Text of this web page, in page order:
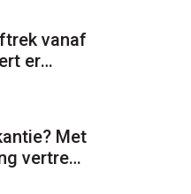
vanaf
er
Met
vertrekt